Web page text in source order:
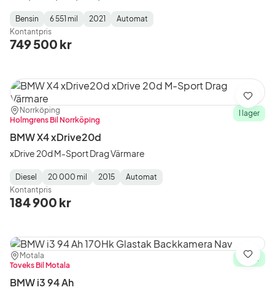
Fuel
Type:
Bensin
Mätarställning:
6 551 mil
Model
Year:
2021
Gearbox
Type:
Automat
Kontantpris
749 500 kr
Plats:
Norrköping
Återförsäljare:
Holmgrens Bil Norrköping
I lager
BMW X4 xDrive20d
xDrive 20d M-Sport Drag Värmare
Fuel
Type:
Diesel
Mätarställning:
20 000 mil
Model
Year:
2015
Gearbox
Type:
Automat
Kontantpris
184 900 kr
Spara
Plats:
Motala
Återförsäljare:
Toveks Bil Motala
I lager
BMW i3 94 Ah
Spara